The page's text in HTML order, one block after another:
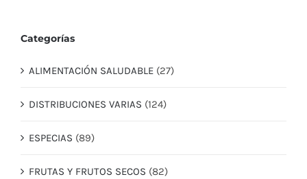
Categorías
ALIMENTACIÓN SALUDABLE (27)
DISTRIBUCIONES VARIAS (124)
ESPECIAS (89)
FRUTAS Y FRUTOS SECOS (82)